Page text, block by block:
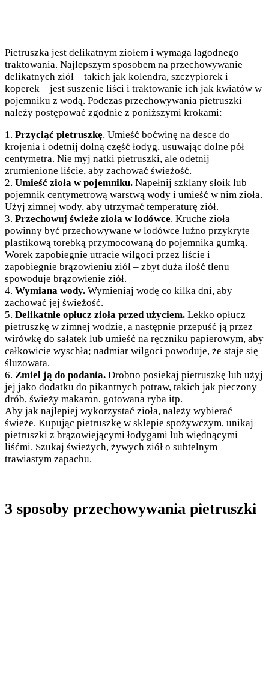
Pietruszka jest delikatnym ziołem i wymaga łagodnego
traktowania. Najlepszym sposobem na przechowywanie
delikatnych ziół – takich jak kolendra, szczypiorek i
koperek – jest suszenie liści i traktowanie ich jak kwiatów w
pojemniku z wodą. Podczas przechowywania pietruszki
należy postępować zgodnie z poniższymi krokami:
1. Przyciąć pietruszkę. Umieść boćwinę na desce do
krojenia i odetnij dolną część łodyg, usuwając dolne pół
centymetra. Nie myj natki pietruszki, ale odetnij
zrumienione liście, aby zachować świeżość.
2. Umieść zioła w pojemniku. Napełnij szklany słoik lub
pojemnik centymetrową warstwą wody i umieść w nim zioła.
Użyj zimnej wody, aby utrzymać temperaturę ziół.
3. Przechowuj świeże zioła w lodówce. Kruche zioła
powinny być przechowywane w lodówce luźno przykryte
plastikową torebką przymocowaną do pojemnika gumką.
Worek zapobiegnie utracie wilgoci przez liście i
zapobiegnie brązowieniu ziół – zbyt duża ilość tlenu
spowoduje brązowienie ziół.
4. Wymiana wody. Wymieniaj wodę co kilka dni, aby
zachować jej świeżość.
5. Delikatnie opłucz zioła przed użyciem. Lekko opłucz
pietruszkę w zimnej wodzie, a następnie przepuść ją przez
wirówkę do sałatek lub umieść na ręczniku papierowym, aby
całkowicie wyschła; nadmiar wilgoci powoduje, że staje się
śluzowata.
6. Zmiel ją do podania. Drobno posiekaj pietruszkę lub użyj
jej jako dodatku do pikantnych potraw, takich jak pieczony
drób, świeży makaron, gotowana ryba itp.
Aby jak najlepiej wykorzystać zioła, należy wybierać
świeże. Kupując pietruszkę w sklepie spożywczym, unikaj
pietruszki z brązowiejącymi łodygami lub więdnącymi
liśćmi. Szukaj świeżych, żywych ziół o subtelnym
trawiastym zapachu.
3 sposoby przechowywania pietruszki